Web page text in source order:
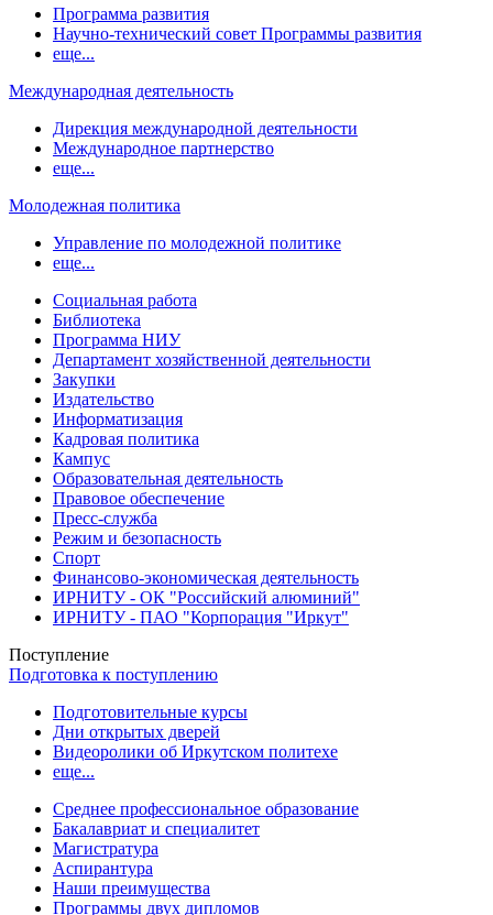
Программа развития
Научно-технический совет Программы развития
еще...
Международная деятельность
Дирекция международной деятельности
Международное партнерство
еще...
Молодежная политика
Управление по молодежной политике
еще...
Социальная работа
Библиотека
Программа НИУ
Департамент хозяйственной деятельности
Закупки
Издательство
Информатизация
Кадровая политика
Кампус
Образовательная деятельность
Правовое обеспечение
Пресс-служба
Режим и безопасность
Спорт
Финансово-экономическая деятельность
ИРНИТУ - ОК "Российский алюминий"
ИРНИТУ - ПАО "Корпорация "Иркут"
Поступление
Подготовка к поступлению
Подготовительные курсы
Дни открытых дверей
Видеоролики об Иркутском политехе
еще...
Cреднее профессиональное образование
Бакалавриат и специалитет
Магистратура
Аспирантура
Наши преимущества
Программы двух дипломов